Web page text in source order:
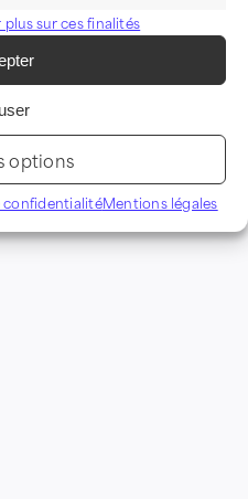
plus sur ces finalités
options
confidentialitéMentions légales